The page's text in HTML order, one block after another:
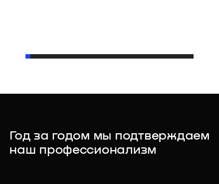
Год за годом мы подтверждаем
наш профессионализм